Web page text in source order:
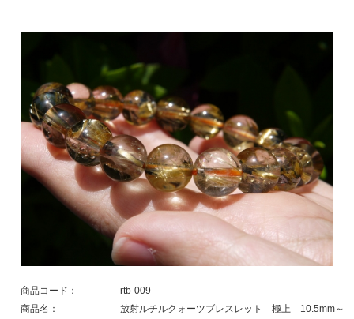
商品コード：
rtb-009
商品名：
放射ルチルクォーツブレスレット 極上 10.5mm～